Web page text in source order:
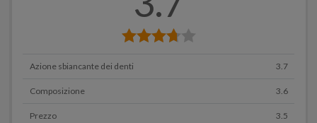
Azione sbiancante dei denti 3.7
Composizione 3.6
Prezzo 3.5